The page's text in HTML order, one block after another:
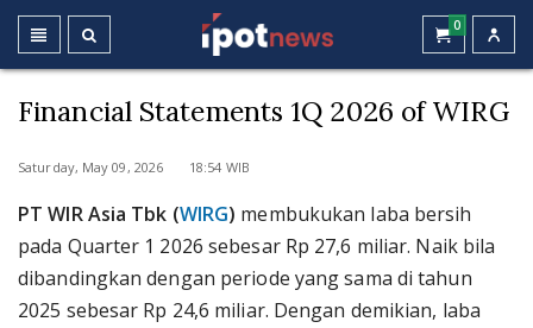
0
Financial Statements 1Q 2026 of WIRG
Saturday, May 09, 2026 18:54 WIB
PT WIR Asia Tbk (WIRG) membukukan laba bersih
pada Quarter 1 2026 sebesar Rp 27,6 miliar. Naik bila
dibandingkan dengan periode yang sama di tahun
2025 sebesar Rp 24,6 miliar. Dengan demikian, laba